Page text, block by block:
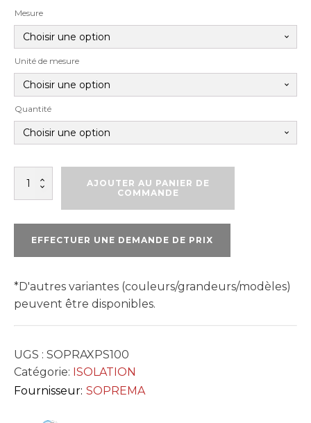
Mesure
Unité de mesure
Quantité
quantité
ABOUTÉ
AJOUTER AU PANIER DE
COMMANDE
EFFECTUER UNE DEMANDE DE PRIX
*D'autres variantes (couleurs/grandeurs/modèles)
peuvent être disponibles.
UGS : SOPRAXPS100
Catégorie: ISOLATION
Fournisseur: SOPREMA